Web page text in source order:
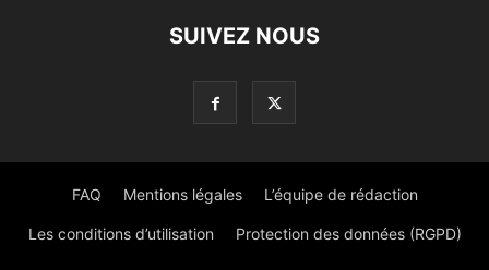
SUIVEZ NOUS
FAQ Mentions légales L’équipe de rédaction
Les conditions d’utilisation Protection des données (RGPD)